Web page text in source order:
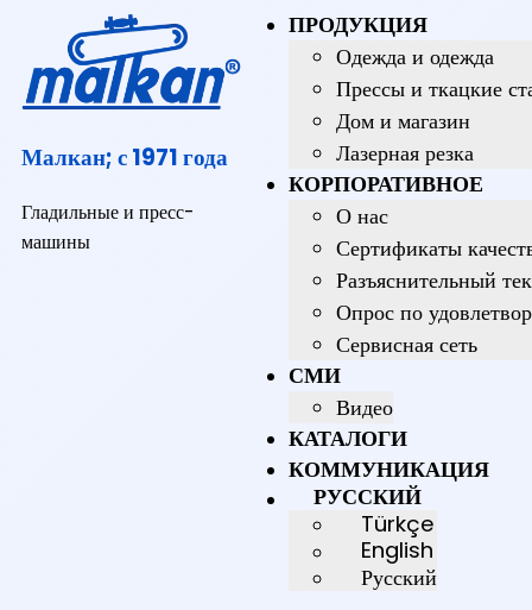
Малкан; с 1971 года
Гладильные и пресс-
машины
ПРОДУКЦИЯ
Одежда и одежда
Прессы и ткацкие
Дом и магазин
Лазерная резка
КОРПОРАТИВНОЕ
О нас
Сертификаты
Разъяснительный
Опрос по
Сервисная сеть
СМИ
Видео
КАТАЛОГИ
КОММУНИКАЦИЯ
РУССКИЙ
Türkçe
English
Русский